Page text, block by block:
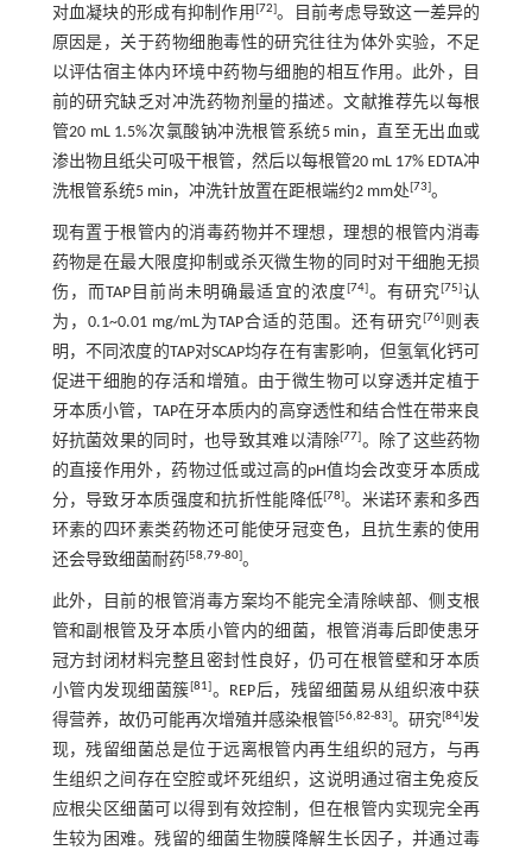
对血凝块的形成有抑制作用 [72]。目前考虑导致这一差异的
原因是，关于药物细胞毒性的研究往往为体外实验，不足
以评估宿主体内环境中药物与细胞的相互作用。此外，目
前的研究缺乏对冲洗药物剂量的描述。文献推荐先以每根
管20 mL 1.5%次氯酸钠冲洗根管系统5 min，直至无出血或
渗出物且纸尖可吸干根管，然后以每根管20 mL 17% EDTA冲
洗根管系统5 min，冲洗针放置在距根端约2 mm处[73]。
现有置于根管内的消毒药物并不理想，理想的根管内消毒
药物是在最大限度抑制或杀灭微生物的同时对干细胞无损
伤，而TAP目前尚未明确最适宜的浓度 [74]。有研究[75]认
为，0.1~0.01 mg/mL为TAP合适的范围。还有研究[76] 则表
明，不同浓度的TAP对SCAP均存在有害影响，但氢氧化钙可
促进干细胞的存活和增殖。由于微生物可以穿透并定植于
牙本质小管，TAP在牙本质内的高穿透性和结合性在带来良
好抗菌效果的同时，也导致其难以清除[77]。除了这些药物
的直接作用外，药物过低或过高的pH值均会改变牙本质成
分，导致牙本质强度和抗折性能降低[78]。米诺环素和多西
环素的四环素类药物还可能使牙冠变色，且抗生素的使用
还会导致细菌耐药[58,79-80]。
此外，目前的根管消毒方案均不能完全清除峡部、侧支根
管和副根管及牙本质小管内的细菌，根管消毒后即使患牙
冠方封闭材料完整且密封性良好，仍可在根管壁和牙本质
小管内发现细菌簇[81]。REP后，残留细菌易从组织液中获
得营养，故仍可能再次增殖并感染根管[56,82-83]。研究[84]发
现，残留细菌总是位于远离根管内再生组织的冠方，与再
生组织之间存在空腔或坏死组织，这说明通过宿主免疫反
应根尖区细菌可以得到有效控制，但在根管内实现完全再
生较为困难。残留的细菌生物膜降解生长因子，并通过毒